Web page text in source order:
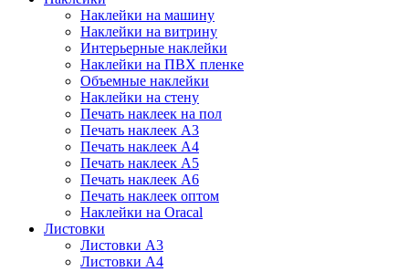
Наклейки на машину
Наклейки на витрину
Интерьерные наклейки
Наклейки на ПВХ пленке
Объемные наклейки
Наклейки на стену
Печать наклеек на пол
Печать наклеек А3
Печать наклеек А4
Печать наклеек А5
Печать наклеек А6
Печать наклеек оптом
Наклейки на Oracal
Листовки
Листовки А3
Листовки А4